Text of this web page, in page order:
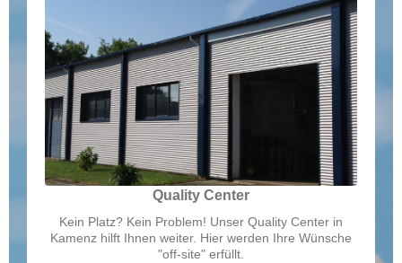
Quality Center
Kein Platz? Kein Problem! Unser Quality Center in
Kamenz hilft Ihnen weiter. Hier werden Ihre Wünsche
"off-site" erfüllt.